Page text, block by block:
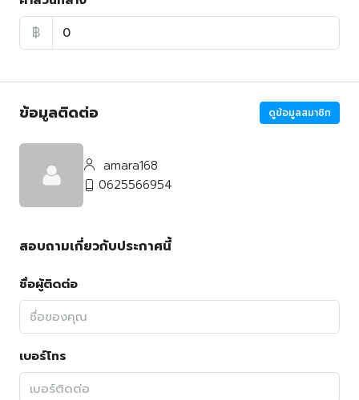
฿
ข้อมูลติดต่อ ดูข้อมูลสมาชิก
amara168
0625566954
สอบถามเกี่ยวกับประกาศนี้
ชื่อผู้ติดต่อ
เบอร์โทร